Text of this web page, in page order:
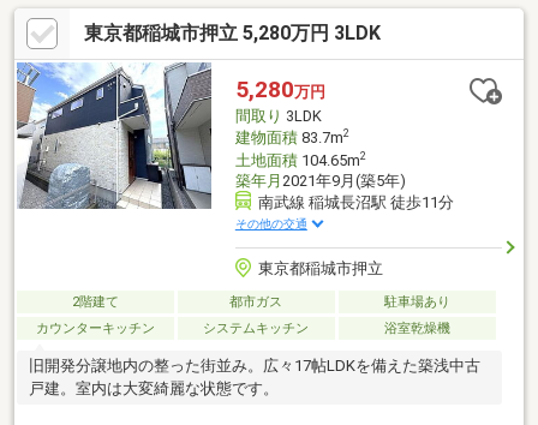
住戸のエレベーター点検費用がかかる点にご留意ください。※点
検費44000円（税込）
東京都稲城市押立 5,280万円 3LDK
5,280万円
間取り 3LDK
建物面積83.7m2
土地面積104.65m2
築年月 2021年9月(築5年)
南武線 稲城長沼駅 徒歩11分
その他の交通
東京都稲城市押立
2階建て 都市ガス
駐車場あり
カウンターキッチン
システムキッチン 浴室乾燥機
旧開発分譲地内の整った街並み。広々17帖LDKを備えた築浅中古
戸建。室内は大変綺麗な状態です。